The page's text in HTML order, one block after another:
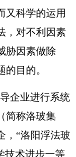
又科学的运用
，对不利因素
胁因素做除
目的。
企业进行系统
简称洛玻集
，“洛阳浮法玻
技术进步一等